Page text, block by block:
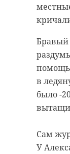
Бравый
в
было -
Сам
У